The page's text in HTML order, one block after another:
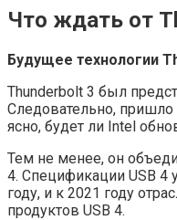
Что ждать от
Будущее технологии
Thunderbolt 3 был
Следовательно,
ясно, будет ли Intel
Тем не менее, он
4. Спецификации USB
году, и к 2021 году
продуктов USB 4.